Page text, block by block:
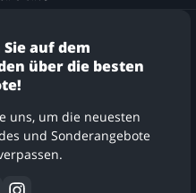
auf dem
über die besten
uns, um die neuesten
und Sonderangebote